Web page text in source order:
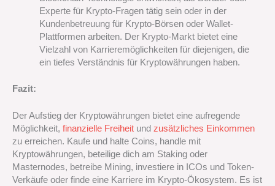
Experte für Krypto-Fragen tätig sein oder in der
Kundenbetreuung für Krypto-Börsen oder Wallet-
Plattformen arbeiten. Der Krypto-Markt bietet eine
Vielzahl von Karrieremöglichkeiten für diejenigen, die
ein tiefes Verständnis für Kryptowährungen haben.
Fazit:
Der Aufstieg der Kryptowährungen bietet eine aufregende
Möglichkeit, finanzielle Freiheit und zusätzliches Einkommen
zu erreichen. Kaufe und halte Coins, handle mit
Kryptowährungen, beteilige dich am Staking oder
Masternodes, betreibe Mining, investiere in ICOs und Token-
Verkäufe oder finde eine Karriere im Krypto-Ökosystem. Es ist